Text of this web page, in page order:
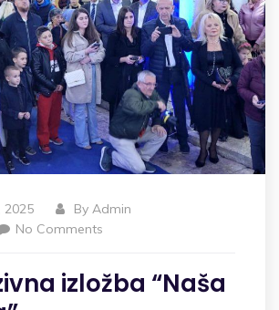
2025 By Admin
No Comments
izložba “Naša